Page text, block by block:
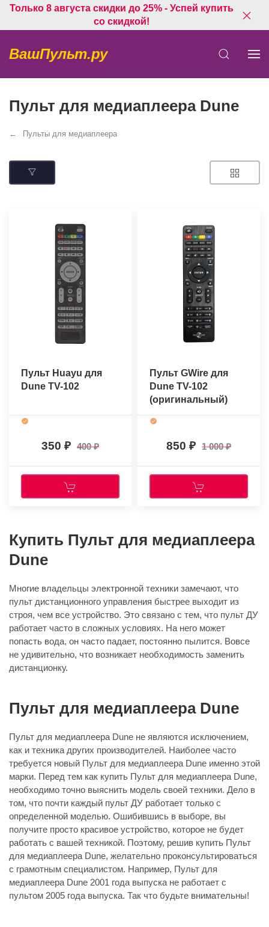
Только 8 августа скидки до 25% - Успей купить
со скидкой!
ВашПульт.ру
Пульт для медиаплеера Dune
Пульты для медиаплеера
Пульт Huayu для
Dune TV-102
350 400
Пульт GWire для
Dune TV-102
(оригинальный)
850 1 000
Купить Пульт для медиаплеера
Dune
Многие владельцы электронной техники замечают, что
пульт дистанционного управления быстрее выходит из
строя, чем все устройство. Это связано с тем, что пульт ДУ
работает часто в сложных условиях. На него может
попасть вода, он часто падает, постоянно пылится. Вовсе
не удивительно, что возникает необходимость заменить
дистанционку.
Пульт для медиаплеера Dune
Пульт для медиаплеера Dune не являются исключением,
как и техника других производителей. Наиболее часто
требуется новый Пульт для медиаплеера Dune именно этой
марки. Перед тем как купить Пульт для медиаплеера Dune,
необходимо точно выяснить модель своей техники. Дело в
том, что почти каждый пульт ДУ работает только с
определенной моделью. Ошибившись в выборе, вы
получите просто красивое устройство, которое не будет
работать с вашей техникой. Поэтому, решив купить Пульт
для медиаплеера Dune, желательно проконсультироваться
с грамотным специалистом. Например, Пульт для
медиаплеера Dune 2001 года выпуска не работает с
пультом 2005 года выпуска. Так что будьте внимательны!